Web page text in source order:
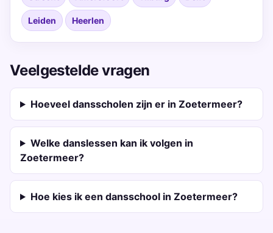
Leiden Heerlen
Veelgestelde vragen
Hoeveel dansscholen zijn er in Zoetermeer?
Welke danslessen kan ik volgen in
Zoetermeer?
Hoe kies ik een dansschool in Zoetermeer?